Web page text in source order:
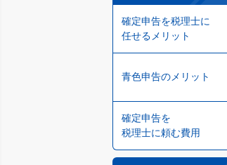
確定申告を税理士に
任せるメリット
青色申告のメリット
確定申告を
税理士に頼む費用